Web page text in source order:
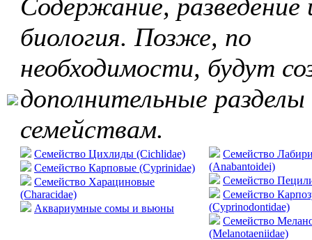
Содержание, разведение
биология. Позже, по
необходимости, будут
дополнительные разделы
семействам.
Семейство Цихлиды (Cichlidae)
Семейство Карповые (Cyprinidae)
Семейство Харациновые
(Characidae)
Аквариумные сомы и вьюны
Семейство
(Anabantoidei)
Cемейство
Семейство
(Cyprinodontidae)
Семейство
(Melanotaeniidae)